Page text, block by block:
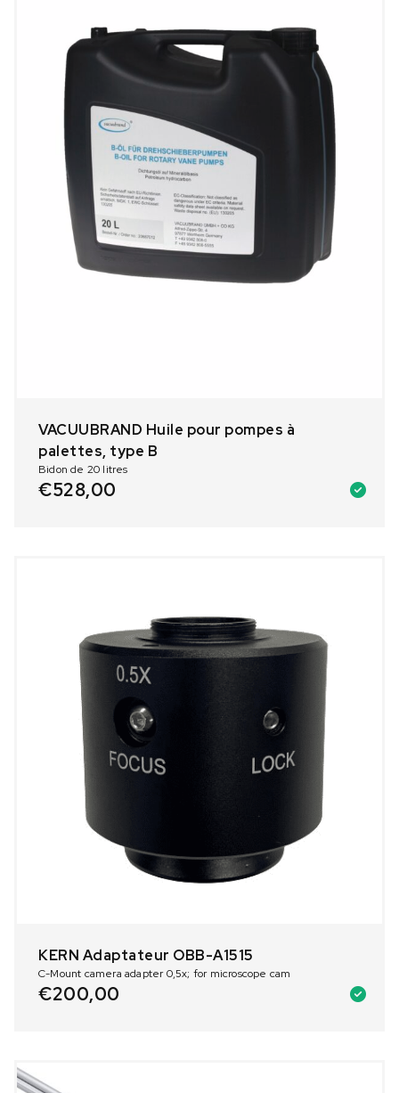
VACUUBRAND Huile pour pompes à
palettes, type B
Bidon de 20 litres
€528,00
KERN Adaptateur OBB-A1515
C-Mount camera adapter 0,5x; for microscope cam
€200,00